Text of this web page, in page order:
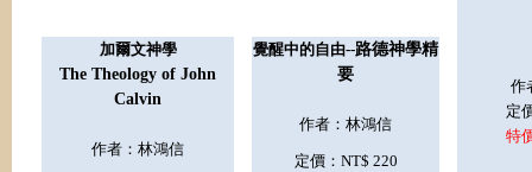
加爾文神學
The Theology of John
Calvin
作者： 林鴻信
覺醒中的自由--路德神學精
要
作者： 林鴻信
定價：NT$ 220
作
定
特